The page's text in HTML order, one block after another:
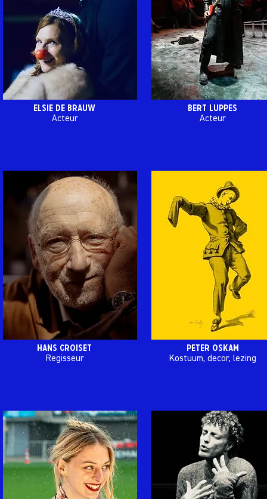
Elsie de brauw
Acteur
Hans croiset
Regisseur
Bert luppes
Acteur
Peter oskam
Kostuum, decor, lezing